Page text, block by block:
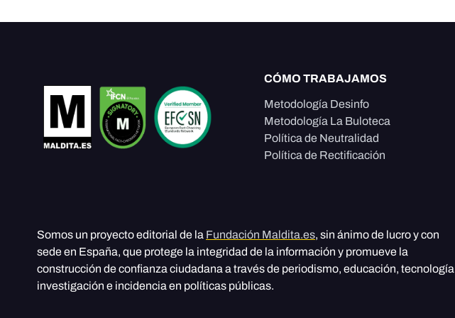
CÓMO TRABAJAMOS
Metodología Desinfo
Metodología La Buloteca
Política de Neutralidad
Política de Rectificación
Somos un proyecto editorial de la Fundación Maldita.es, sin ánimo de lucro y con
sede en España, que protege la integridad de la información y promueve la
construcción de confianza ciudadana a través de periodismo, educación,
investigación e incidencia en políticas públicas.